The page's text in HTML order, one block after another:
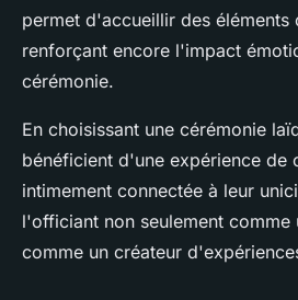
permet d'accueillir des éléments
renforçant encore l'impact
cérémonie.
En choisissant une cérémonie
bénéficient d'une expérience de
intimement connectée à leur
l'officiant non seulement comme
comme un créateur